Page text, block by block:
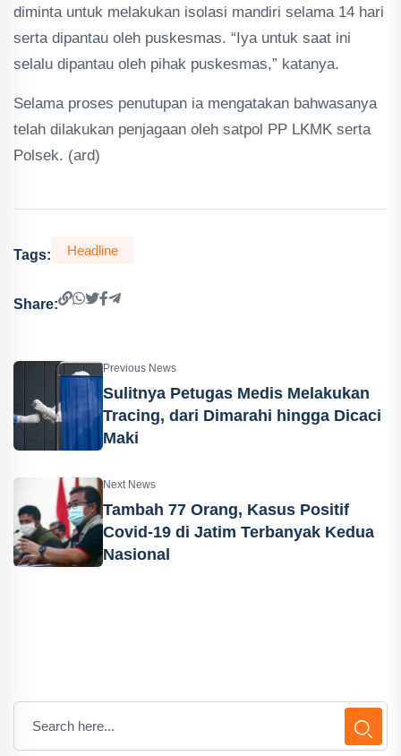
diminta untuk melakukan isolasi mandiri selama 14 hari
serta dipantau oleh puskesmas. “Iya untuk saat ini
selalu dipantau oleh pihak puskesmas,” katanya.
Selama proses penutupan ia mengatakan bahwasanya
telah dilakukan penjagaan oleh satpol PP LKMK serta
Polsek. (ard)
Tags: Headline
Share:
Previous News
Sulitnya Petugas Medis Melakukan
Tracing, dari Dimarahi hingga Dicaci
Maki
Next News
Tambah 77 Orang, Kasus Positif
Covid-19 di Jatim Terbanyak Kedua
Nasional